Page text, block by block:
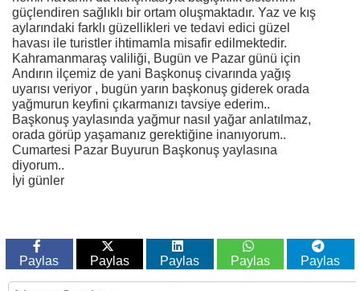
güçlendiren sağlıklı bir ortam oluşmaktadır. Yaz ve kış
aylarındaki farklı güzellikleri ve tedavi edici güzel
havası ile turistler ihtimamla misafir edilmektedir.
Kahramanmaraş valiliği, Bugün ve Pazar günü için
Andırın ilçemiz de yani Başkonuş civarında yağış
uyarısı veriyor , bugün yarın başkonuş giderek orada
yağmurun keyfini çıkarmanızı tavsiye ederim..
Başkonuş yaylasında yağmur nasıl yağar anlatılmaz,
orada görüp yaşamanız gerektiğine inanıyorum..
Cumartesi Pazar Buyurun Başkonuş yaylasına
diyorum..
İyi günler
Paylas Paylas Paylas Paylas Paylas